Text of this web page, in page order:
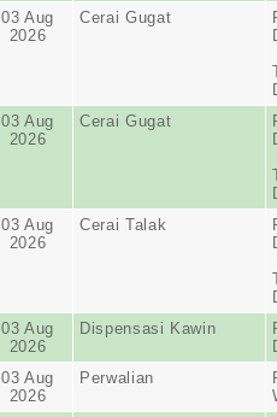
03 Aug
2026
Cerai Gugat
03 Aug
2026
Cerai Gugat
03 Aug
2026
Cerai Talak
03 Aug
2026
Dispensasi Kawin
03 Aug
2026
Perwalian